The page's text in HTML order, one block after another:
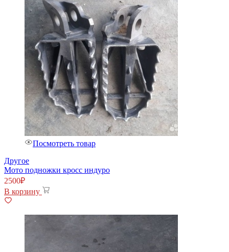
Посмотреть товар
Другое
Мото подножки кросс индуро
2500₽
В корзину